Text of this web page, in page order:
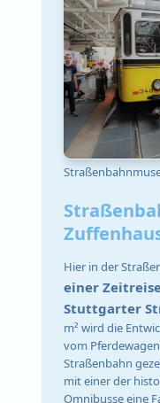
Hier in der
einer
Stuttgarter
m² wird die
vom
Straßenbahn
mit einer der
Omnibusse eine